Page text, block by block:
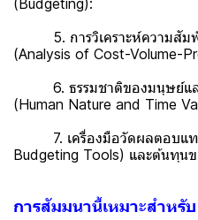
(Budgeting):
5. การวิเคราะห์ความสัมพั
(Analysis of Cost-Volume-
6. ธรรมชาติของมนุษย์และ
(Human Nature and Time
7. เครื่องมือวัดผลตอบแทน
Budgeting Tools) และต้นทุน
การสัมมนานี้เหมาะสำหรับ